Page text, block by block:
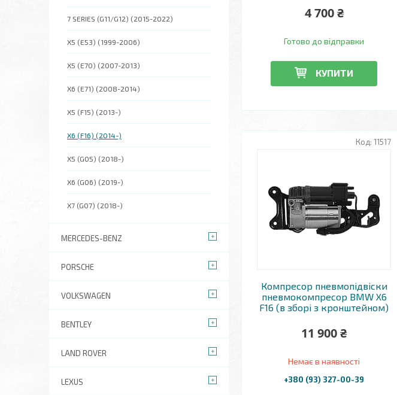
4 700 ₴
Готово до відправки
КУПИТИ
11517
Компресор пневмопідвіски
пневмокомпресор BMW X6
F16 (в зборі з кронштейном)
11 900 ₴
Немає в наявності
+380 (93) 327-00-39
7 SERIES (G11/G12) (2015-2022)
X5 (E53) (1999-2006)
X5 (E70) (2007-2013)
X6 (E71) (2008-2014)
X5 (F15) (2013-)
X6 (F16) (2014-)
X5 (G05) (2018-)
X6 (G06) (2019-)
X7 (G07) (2018-)
MERCEDES-BENZ
PORSCHE
VOLKSWAGEN
BENTLEY
LAND ROVER
LEXUS